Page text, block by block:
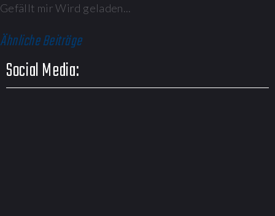
Gefällt mirWird geladen...
Ähnliche Beiträge
Social Media: